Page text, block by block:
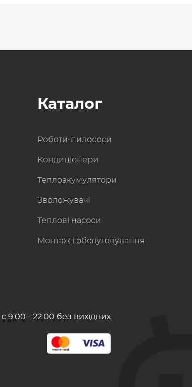
Каталог
Роботи-пилоcоси
Кондиціонери
Теплоакумулятори
Зволожувачі
Теплові насоси
Монтаж і обслуговування
с 9:00 - 22:00 без вихідних.